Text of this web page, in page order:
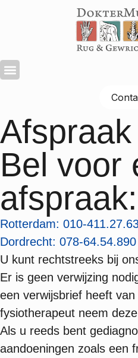
Bel voor
afspraak:
Rotterdam: 010-
Dordrecht: 078-64.54.890
U kunt rechtstreeks bij
Er is geen verwijzing
een verwijsbrief heeft
fysiotherapeut neem
Als u reeds bent
aandoeningen zoals een